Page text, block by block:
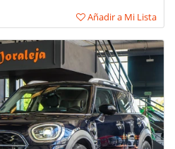
Añadir a Mi Lista